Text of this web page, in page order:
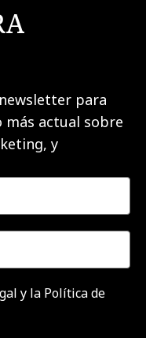
para
más actual sobre
y
y la Política de